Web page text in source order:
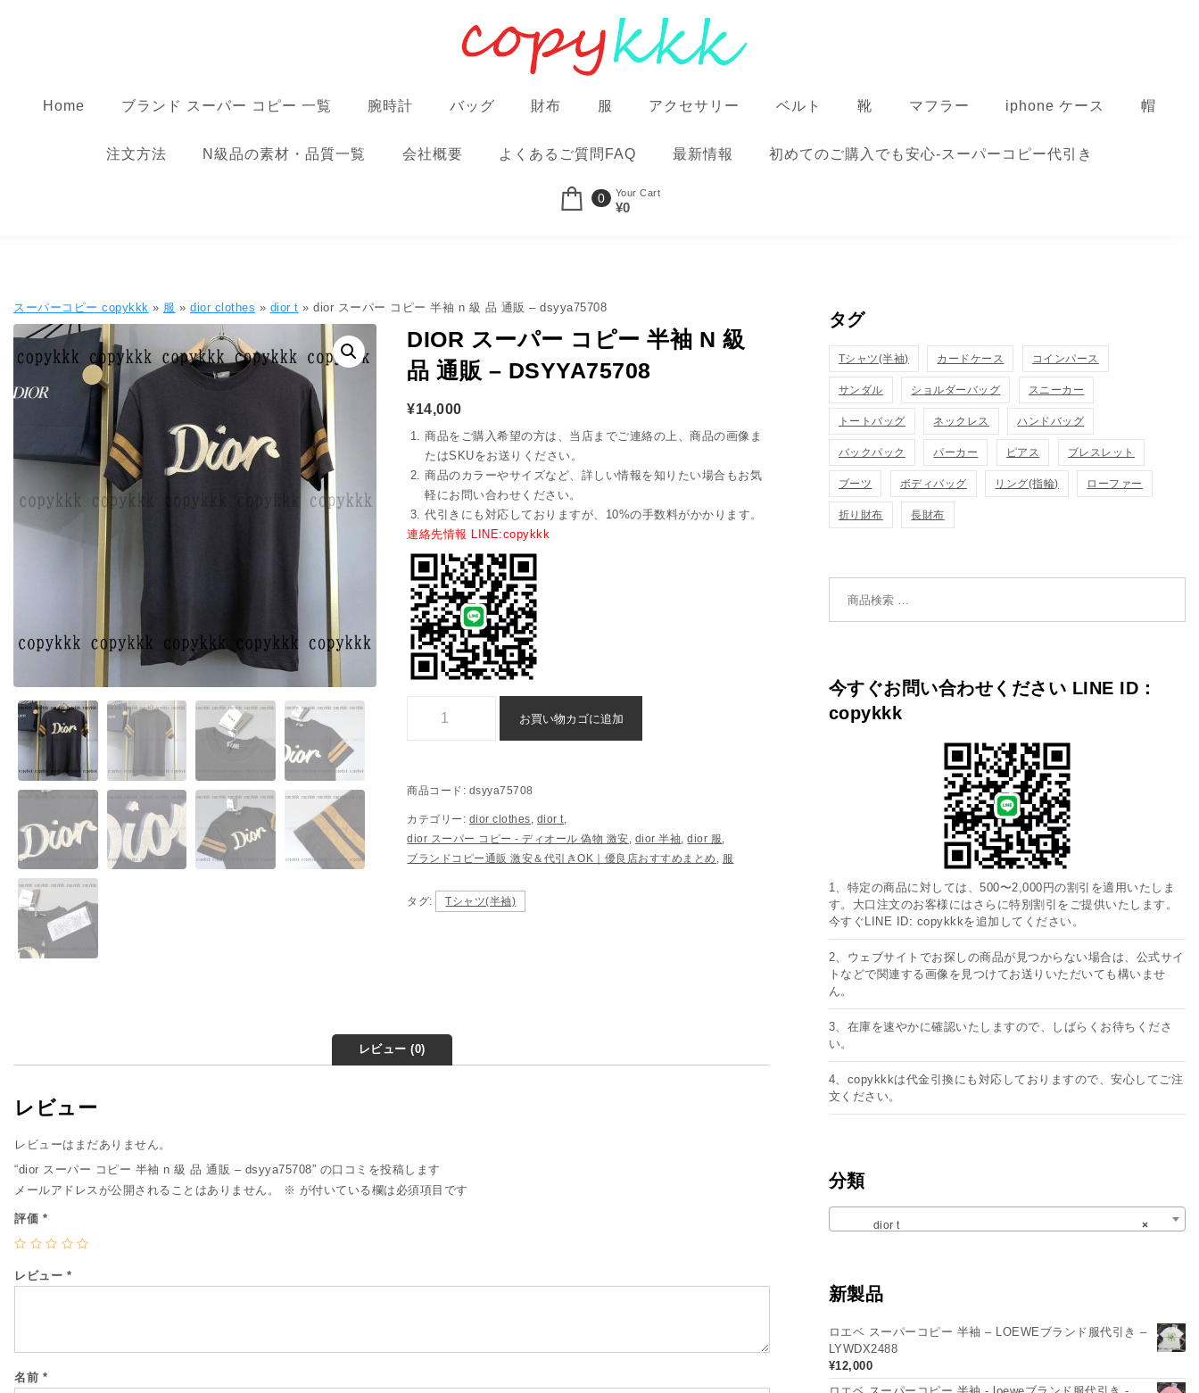
Home ブランド スーパー コピー 一覧 腕時計 バッグ 財布 服 アクセサリー ベルト 靴 マフラー iphone ケース 帽
注文方法 N級品の素材・品質一覧 会社概要 よくあるご質問FAQ 最新情報 初めてのご購入でも安心-スーパーコピー代引き
0 Your Cart
¥0
スーパーコピー copykkk » 服 » dior clothes » dior t » dior スーパー コピー 半袖 n 級 品 通販 – dsyya75708
DIOR スーパー コピー 半袖 N 級
品 通販 – DSYYA75708
¥14,000
商品をご購入希望の方は、当店までご連絡の上、商品の画像ま
たはSKUをお送りください。
商品のカラーやサイズなど、詳しい情報を知りたい場合もお気
軽にお問い合わせください。
代引きにも対応しておりますが、10%の手数料がかかります。
連絡先情報 LINE:copykkk
お買い物カゴに追加
商品コード: dsyya75708
カテゴリー: dior clothes dior t
dior スーパー コピー​ - ディオール 偽物​ 激安 dior 半袖 ,dior 服
ブランドコピー通販 激安＆代引きOK｜優良店おすすめまとめ
服
タグ: Tシャツ(半袖)
レビュー (0)
レビュー
レビューはまだありません。
“dior スーパー コピー 半袖 n 級 品 通販 – dsyya75708” の口コミを投稿します
メールアドレスが公開されることはありません。
※ が付いている欄は必須項目です
評価 *
レビュー *
名前 *
タグ
Tシャツ(半袖) カードケース コインパース
サンダル ショルダーバッグ スニーカー
トートバッグ ネックレス ハンドバッグ
バックパック パーカー ピアス ブレスレット
ブーツ ボディバッグ リング(指輪) ローファー
折り財布 長財布
今すぐお問い合わせください LINE ID：
copykkk
1、特定の商品に対しては、500〜2,000円の割引を適用いたしま
す。大口注文のお客様にはさらに特別割引をご提供いたします。
今すぐLINE ID: copykkkを追加してください。
2、ウェブサイトでお探しの商品が見つからない場合は、公式サイ
トなどで関連する画像を見つけてお送りいただいても構いませ
ん。
3、在庫を速やかに確認いたしますので、しばらくお待ちくださ
い。
4、copykkkは代金引換にも対応しておりますので、安心してご注
文ください。
分類
×
dior t
新製品
ロエベ スーパーコピー 半袖 – LOEWEブランド服代引き –
LYWDX2488
¥12,000
ロエベ スーパーコピー 半袖 - loeweブランド服代引き -